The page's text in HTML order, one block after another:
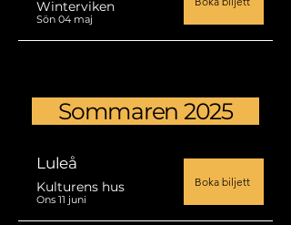
Winterviken
Sön 04 maj
Sommaren 2025
Luleå
Kulturens hus
Ons 11 juni
Boka biljett